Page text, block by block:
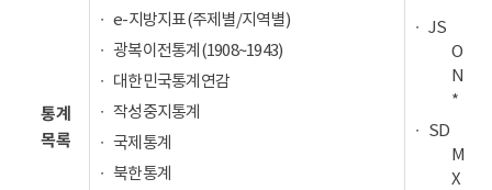
통계
목록
e-지방지표(주제별/지역별)
광복이전통계(1908~1943)
대한민국통계연감
작성중지통계
국제통계
북한통계
JS
O
N
*
SD
M
X